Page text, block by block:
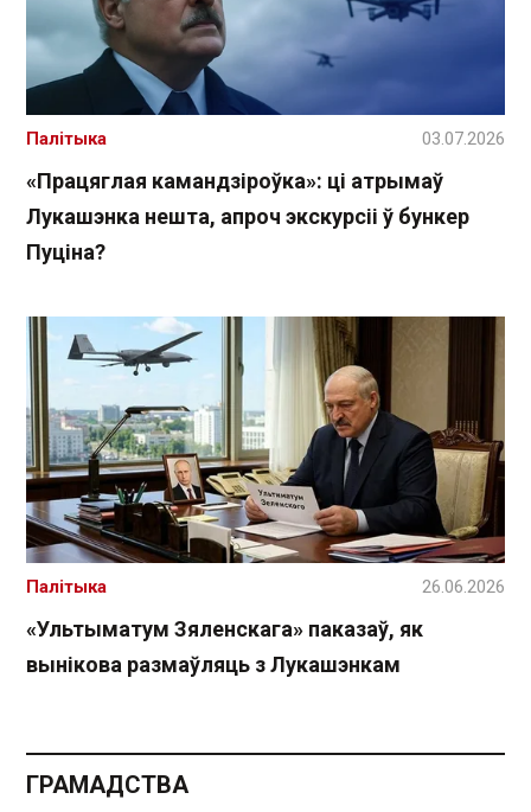
«Працяглая камандзіроўка»: ці атрымаў
Лукашэнка нешта, апроч экскурсіі ў бункер
Пуціна?
Палітыка 03.07.2026
«Ультыматум Зяленскага» паказаў, як
вынікова размаўляць з Лукашэнкам
Палітыка 26.06.2026
ГРАМАДСТВА